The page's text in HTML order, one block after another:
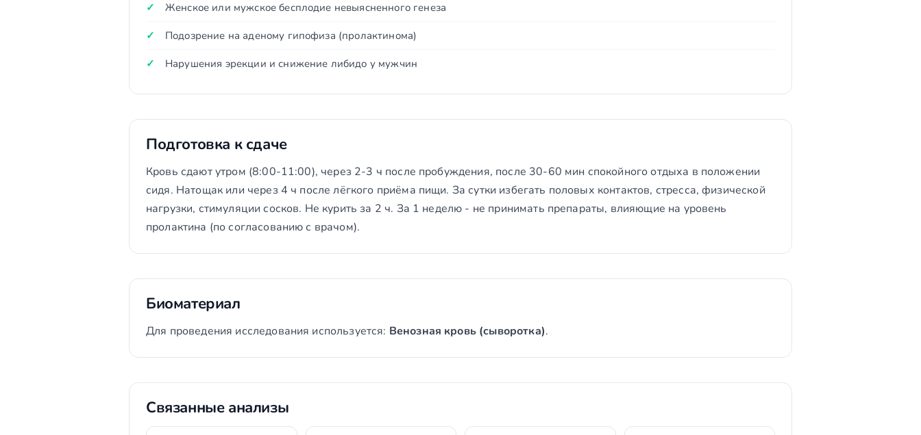
Женское или мужское бесплодие невыясненного генеза
Подозрение на аденому гипофиза (пролактинома)
Нарушения эрекции и снижение либидо у мужчин
Подготовка к сдаче
Кровь сдают утром (8:00-11:00), через 2-3 ч после пробуждения, после 30-60 мин спокойного отдыха в положении
сидя. Натощак или через 4 ч после лёгкого приёма пищи. За сутки избегать половых контактов, стресса, физической
нагрузки, стимуляции сосков. Не курить за 2 ч. За 1 неделю - не принимать препараты, влияющие на уровень
пролактина (по согласованию с врачом).
Биоматериал
Для проведения исследования используется: Венозная кровь (сыворотка).
Связанные анализы